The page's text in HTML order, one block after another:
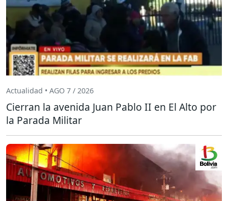
Actualidad • AGO 7 / 2026
Cierran la avenida Juan Pablo II en El Alto por
la Parada Militar